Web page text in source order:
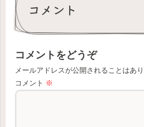
コメント
コメントをどうぞ
メールアドレスが公開されることはあり
コメント ※